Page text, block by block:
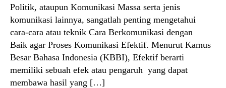
Politik, ataupun Komunikasi Massa serta jenis
komunikasi lainnya, sangatlah penting mengetahui
cara-cara atau teknik Cara Berkomunikasi dengan
Baik agar Proses Komunikasi Efektif. Menurut Kamus
Besar Bahasa Indonesia (KBBI), Efektif berarti
memiliki sebuah efek atau pengaruh yang dapat
membawa hasil yang […]